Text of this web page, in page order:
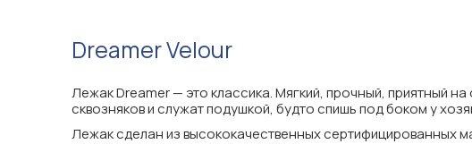
Dreamer Velour
Лежак Dreamer — это классика. Мягкий, прочный, приятный
сквозняков и служат подушкой, будто спишь под боком у
Лежак сделан из высококачественных сертифицированных